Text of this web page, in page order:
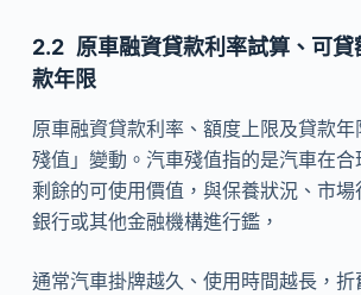
原車融資貸款利率試算、可
款年限
原車融資貸款利率、額度上限及貸款
殘值」變動。汽車殘值指的是汽車在合
剩餘的可使用價值，與保養狀況、市
銀行或其他金融機構進行鑑，
通常汽車掛牌越久、使用時間越長，